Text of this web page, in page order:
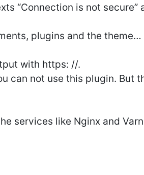
“Connection is not secure”
plugins and the theme…
with https: //.
can not use this plugin. But
services like Nginx and